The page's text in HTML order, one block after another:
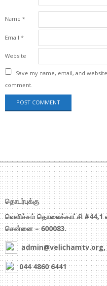
Name *
Email *
Website
Save my name, email, and
comment.
தொடர்புக்கு
வெளிச்சம் தொலைக்காட்சி
சென்னை – 600083.
044 4860 6441